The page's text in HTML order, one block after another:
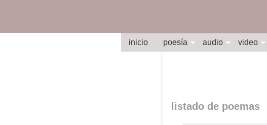
inicio poesía audio video
listado de poemas